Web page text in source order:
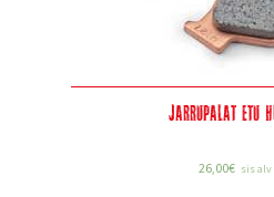
Jarrupalat etu
26,00€ sis alv